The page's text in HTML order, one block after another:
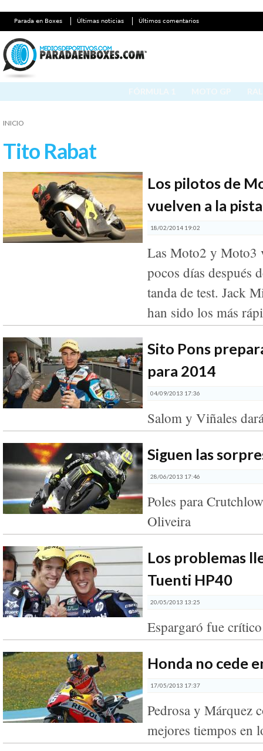
Parada en Boxes Últimas noticias Últimos comentarios
INICIO
Tito Rabat
Los pilotos de
vuelven a la pista
18/02/2014 19:02
Las Moto2 y Moto3
pocos días después
tanda de test. Jack
han sido los más
Sito Pons
para 2014
04/09/2013 17:36
Salom y Viñales
Siguen las
28/06/2013 17:46
Poles para
Oliveira
Los problemas
Tuenti HP40
20/05/2013 13:25
Espargaró fue
Honda no cede
17/05/2013 17:37
Pedrosa y Márquez
mejores tiempos en